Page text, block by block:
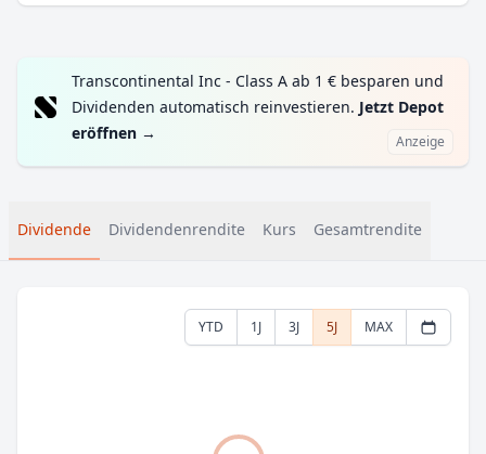
Transcontinental Inc - Class A ab 1 € besparen und
Dividenden automatisch reinvestieren. Jetzt Depot
eröffnen → Anzeige
Dividende Dividendenrendite Kurs Gesamtrendite
YTD 1J 3J 5J MAX